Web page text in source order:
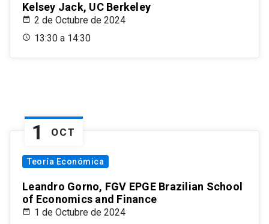
Kelsey Jack, UC Berkeley
2 de Octubre de 2024
13:30 a 14:30
1 OCT
Teoría Económica
Leandro Gorno, FGV EPGE Brazilian School
of Economics and Finance
1 de Octubre de 2024